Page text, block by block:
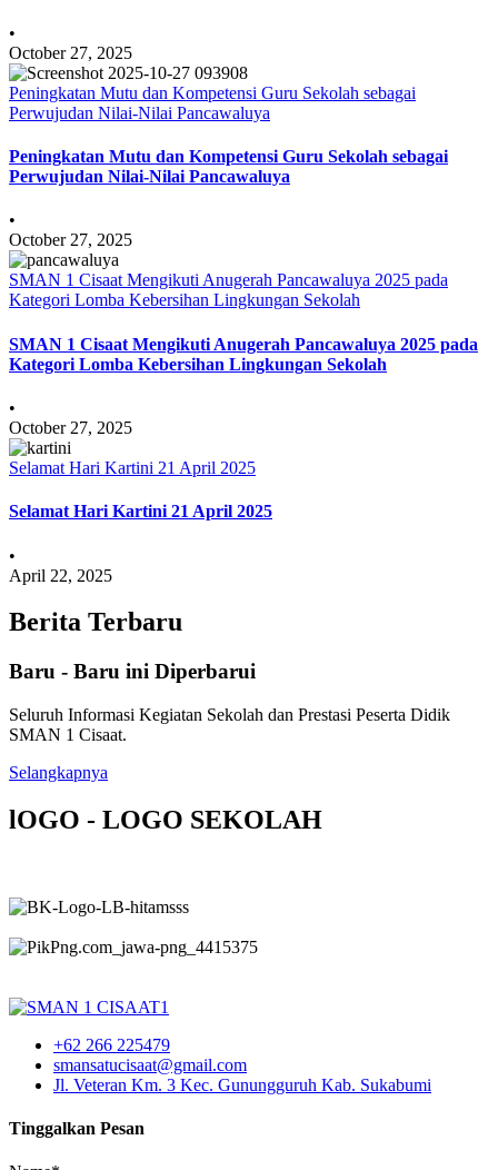
•
October 27, 2025
Peningkatan Mutu dan Kompetensi Guru Sekolah sebagai
Perwujudan Nilai-Nilai Pancawaluya
Peningkatan Mutu dan Kompetensi Guru Sekolah sebagai
Perwujudan Nilai-Nilai Pancawaluya
•
October 27, 2025
SMAN 1 Cisaat Mengikuti Anugerah Pancawaluya 2025 pada
Kategori Lomba Kebersihan Lingkungan Sekolah
SMAN 1 Cisaat Mengikuti Anugerah Pancawaluya 2025 pada
Kategori Lomba Kebersihan Lingkungan Sekolah
•
October 27, 2025
Selamat Hari Kartini 21 April 2025
Selamat Hari Kartini 21 April 2025
•
April 22, 2025
Berita Terbaru
Baru - Baru ini Diperbarui
Seluruh Informasi Kegiatan Sekolah dan Prestasi Peserta Didik
SMAN 1 Cisaat.
Selangkapnya
lOGO - LOGO SEKOLAH
+62 266 225479
smansatucisaat@gmail.com
Jl. Veteran Km. 3 Kec. Gunungguruh Kab. Sukabumi
Tinggalkan Pesan